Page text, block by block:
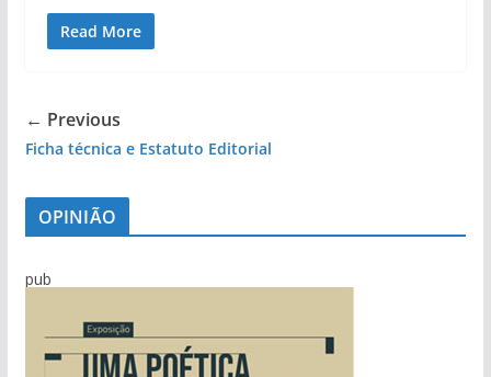
Read More
← Previous
Ficha técnica e Estatuto Editorial
OPINIÃO
pub